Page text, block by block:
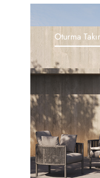
Oturma